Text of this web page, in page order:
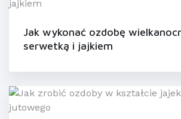
Jak wykonać ozdobę
serwetką i jajkiem